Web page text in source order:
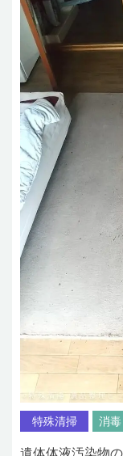
特殊清掃 消
遺体体液汚染物